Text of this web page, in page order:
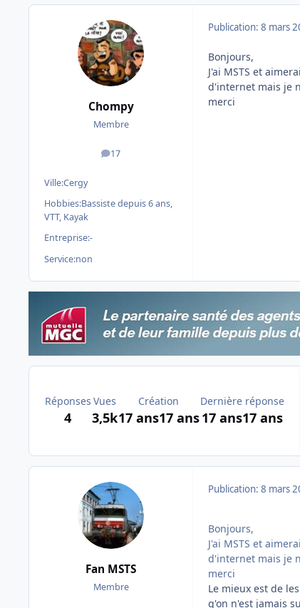
Chompy
Membre
17
messages
Ville:Cergy
Hobbies:Bassiste depuis 6 ans,
VTT, Kayak
Entreprise:-
Service:non
Publication: 8 mars
Bonjours,
J'ai MSTS et
d'internet mais je
merci
Réponses
4
Vues
3,5k
Création
17 ans17 ans
Dernière réponse
17 ans17 ans
Fan MSTS
Membre
Publication: 8 mars
Bonjours,
J'ai MSTS et
d'internet mais je
merci
Le mieux est de
q'on n'est jamais